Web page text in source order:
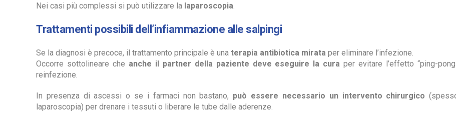
Nei casi più complessi si può utilizzare la laparoscopia.
Trattamenti possibili dell’infiammazione alle salpingi
Se la diagnosi è precoce, il trattamento principale è una terapia antibiotica mirata per eliminare l’infezione.
Occorre sottolineare che anche il partner della paziente deve eseguire la cura per evitare l’effetto “ping-
reinfezione.
In presenza di ascessi o se i farmaci non bastano, può essere necessario un intervento chirurgico
laparoscopia) per drenare i tessuti o liberare le tube dalle aderenze.